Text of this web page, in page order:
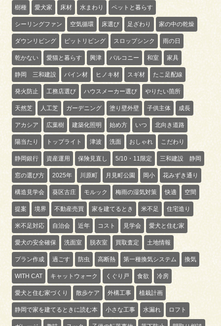
樹種 愛犬家 床材 水まわり ペットと暮らす
シーリングファン 空気循環 床選び 足ざわり 家の中の乾燥
ダウンリビング ピットリビング スロップシンク 雨の日
乾かない 愛猫と暮らす 興津 バルコニー 和室 家具
静岡 三和建設 パイン材 ヒノキ材 スギ材 たこ足配線
発火防止 工務店選び ハウスメーカー選び やりたい箇所
天然芝 人工芝 ガーデニング 塗り壁外壁 子供主体 成長
アカシア 広葉樹 建築化照明 始め方 いつ 北向き道路
陽当たり トップライト 津波 洗面 おしゃれ こだわり
静岡銀行 資産運用 保険見直し 5/10・11限定 三和建設 静岡
窓の選び方 2025年 川原町 月見町公園 岡小 花みずき通り
構造見学会 葵区古庄 モルック 梅雨の湿気対策 快適 空間
提案 境界 不動産売買 家を建てるとき 米不足 住宅造り
米不足対応 自治会 近年 コスト 見学会 愛犬と住む家
愛犬の安全確保 洗面室 脱衣室 買取査定 土地情報
プラン作成 過ごす 防虫 高断熱 第一種換気システム 換気
WITH CAT キャットウォーク くぐり戸 食欲 冷房
愛犬と住む家づくり 散歩ケア 外構工事 植栽計画
静岡で家を建てるときに読む本 小さな工事 水漏れ ロフト